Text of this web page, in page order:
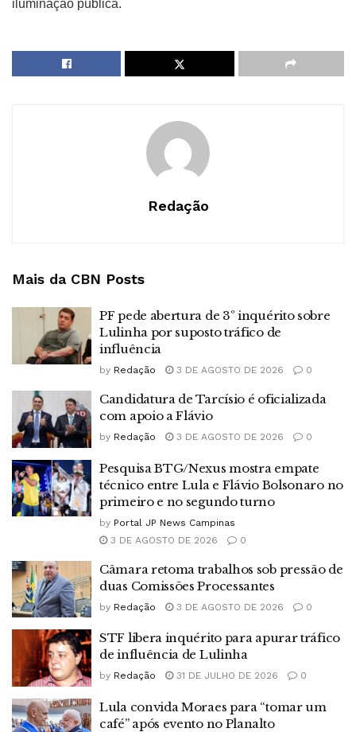
iluminação pública.
Redação
Mais da CBN Posts
PF pede abertura de 3º inquérito sobre
Lulinha por suposto tráfico de
influência
by Redação 3 DE AGOSTO DE 2026 0
Candidatura de Tarcísio é oficializada
com apoio a Flávio
by Redação 3 DE AGOSTO DE 2026 0
Pesquisa BTG/Nexus mostra empate
técnico entre Lula e Flávio Bolsonaro no
primeiro e no segundo turno
by Portal JP News Campinas
3 DE AGOSTO DE 2026
0
Câmara retoma trabalhos sob pressão de
duas Comissões Processantes
by Redação 3 DE AGOSTO DE 2026 0
STF libera inquérito para apurar tráfico
de influência de Lulinha
by Redação 31 DE JULHO DE 2026 0
Lula convida Moraes para “tomar um
café” após evento no Planalto